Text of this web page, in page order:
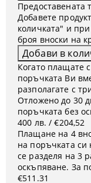
Предоставената
Добавете
количката" и
броя вноски на
Когато плащате
поръчката Ви
разполагате с
Отложено до 30
поръчката без
400 лв. / €204,52
Плащане на 4
на поръчката си
се разделя на 3
оскъпяване. За
€511.31